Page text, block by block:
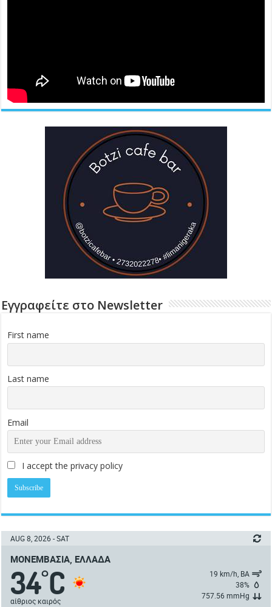
Εγγραφείτε στο Newsletter
First name
Last name
Email
I accept the privacy policy
AUG 8, 2026 - SAT
ΜΟΝΕΜΒΑΣΙΆ, ΕΛΛΆΔΑ
34°C
αίθριος καιρός
19 km/h, ΒΑ
38%
757.56 mmHg